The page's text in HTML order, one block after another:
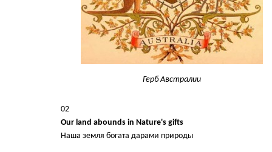
Герб Австралии
02
Our land abounds in Nature's gifts
Наша земля богата дарами природы